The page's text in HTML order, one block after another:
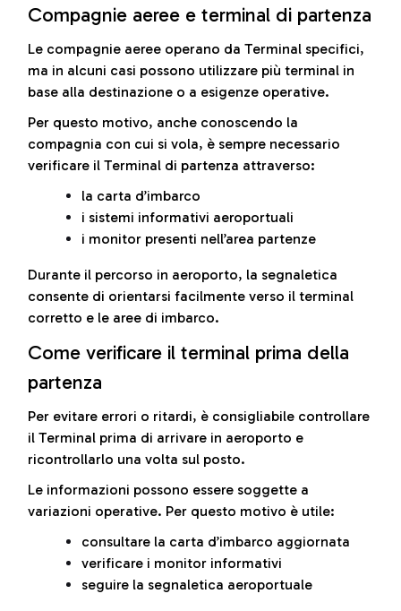
Compagnie aeree e terminal di partenza
Le compagnie aeree operano da Terminal specifici,
ma in alcuni casi possono utilizzare più terminal in
base alla destinazione o a esigenze operative.
Per questo motivo, anche conoscendo la
compagnia con cui si vola, è sempre necessario
verificare il Terminal di partenza attraverso:
la carta d’imbarco
i sistemi informativi aeroportuali
i monitor presenti nell’area partenze
Durante il percorso in aeroporto, la segnaletica
consente di orientarsi facilmente verso il terminal
corretto e le aree di imbarco.
Come verificare il terminal prima della
partenza
Per evitare errori o ritardi, è consigliabile controllare
il Terminal prima di arrivare in aeroporto e
ricontrollarlo una volta sul posto.
Le informazioni possono essere soggette a
variazioni operative. Per questo motivo è utile:
consultare la carta d’imbarco aggiornata
verificare i monitor informativi
seguire la segnaletica aeroportuale